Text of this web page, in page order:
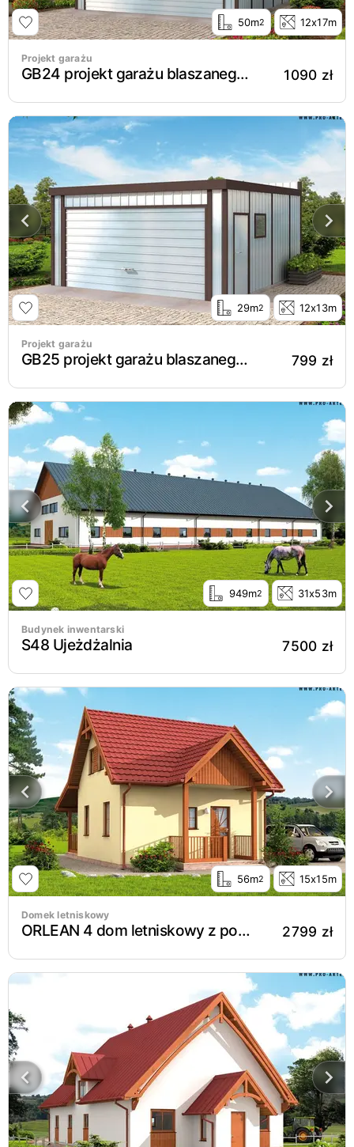
50m2 12x17m
Projekt garażu
GB24 projekt garażu blaszanego dwustanowiskowego. 1090 zł
29m2 12x13m
Projekt garażu
GB25 projekt garażu blaszanego jednostanowiskowego 799 zł
949m2 31x53m
Budynek inwentarski
S48 Ujeżdżalnia 7500 zł
56m2 15x15m
Domek letniskowy
ORLEAN 4 dom letniskowy z poddaszem 2799 zł